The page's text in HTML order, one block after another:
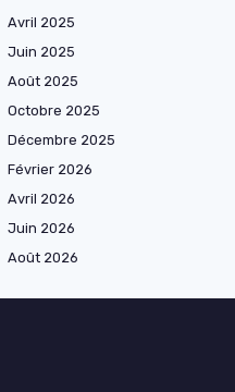
Avril 2025
Juin 2025
Août 2025
Octobre 2025
Décembre 2025
Février 2026
Avril 2026
Juin 2026
Août 2026